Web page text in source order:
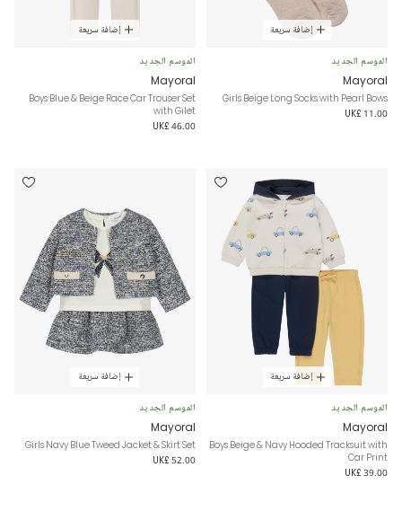
إضافة سريعة
الموسم الجديد
Mayoral
Girls Beige Long Socks with Pearl Bows
UK£ 11.00
إضافة سريعة
الموسم الجديد
Mayoral
Boys Blue & Beige Race Car Trouser Set
with Gilet
UK£ 46.00
إضافة سريعة
الموسم الجديد
Mayoral
Boys Beige & Navy Hooded Tracksuit with
Car Print
UK£ 39.00
إضافة سريعة
الموسم الجديد
Mayoral
Girls Navy Blue Tweed Jacket & Skirt Set
UK£ 52.00